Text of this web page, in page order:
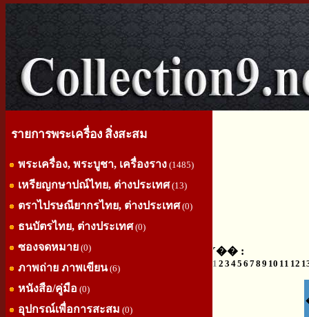
รายการพระเครื่อง สิ่งสะสม
พระเครื่อง, พระบูชา, เครื่องราง (1485)
เหรียญกษาปณ์ไทย, ต่างประเทศ(13)
ตราไปรษณียากรไทย, ต่างประเทศ(0)
ธนบัตรไทย, ต่างประเทศ(0)
ซองจดหมาย (0)
ภาพถ่าย ภาพเขียน(6)
หนังสือ/คู่มือ (0)
อุปกรณ์เพื่อการสะสม (0)
˹�� :
1 2 3 45 6 78 9 10 11 12